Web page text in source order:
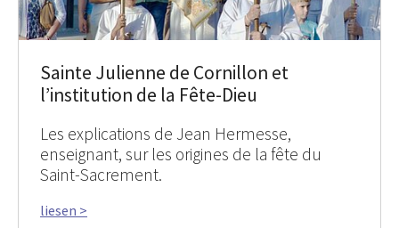
Sainte Julienne de Cornillon et
l’institution de la Fête-Dieu
Les explications de Jean Hermesse,
enseignant, sur les origines de la fête du
Saint-Sacrement.
liesen >